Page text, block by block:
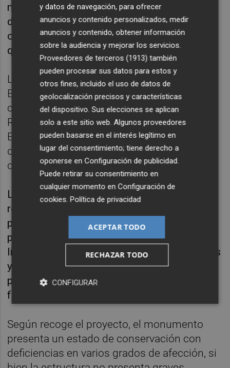
monumento presenta algunas partes
deterioradas y con diversos estados de
oxidación, de hecho, uno de los faroles tuvo
que ser retirado por deterioro.
La Farola se encuentra catalogada como
Bien de Interés Cultural (BIC) con la
categoría de conjunto histórico del Parque
Ribalta y posee nivel de protección parcial.
En concreto, el Plan Especial de Protección
del Ayuntamiento de Castelló lo considera
como Mobiliario Urbano Singular.
Las obras de reparación consistirán en la
recuperación y restauración de todas las
partes constructivas manteniendo las
proporciones y detalle original. Además, se
limpiarán en profundidad todos los elementos
y se eliminará la corrosión existente para,
posteriormente, proteger el monumento
frente a la acción oxidativa.
Según recoge el proyecto, el monumento
presenta un estado de conservación con
deficiencias en varios grados de afección, si
y datos de navegación, para ofrecer
anuncios y contenido personalizados, medir
anuncios y contenido, obtener información
sobre la audiencia y mejorar los servicios.
Proveedores de terceros (1913) también
pueden procesar sus datos para estos y
otros fines, incluido el uso de datos de
geolocalización precisos y características
del dispositivo. Sus elecciones se aplican
solo a este sitio web. Algunos proveedores
pueden basarse en el interés legítimo en
lugar del consentimiento; tiene derecho a
oponerse enConfiguración de publicidad.
Puede retirar su consentimiento en
cualquier momento enConfiguración de
cookies.Política de privacidad
ACEPTAR TODO
RECHAZAR TODO
CONFIGURAR